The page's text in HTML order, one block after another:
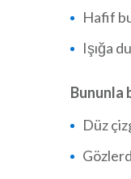
Hafif
Işığa
Bununla
Düz